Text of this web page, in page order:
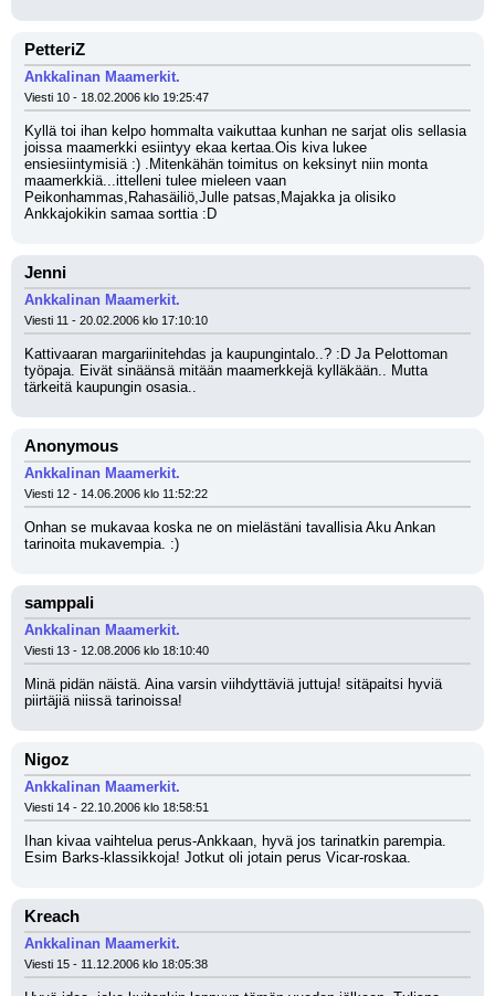
PetteriZ
Ankkalinan Maamerkit.
Viesti 10 - 18.02.2006 klo 19:25:47
Kyllä toi ihan kelpo hommalta vaikuttaa kunhan ne sarjat olis sellasia
joissa maamerkki esiintyy ekaa kertaa.Ois kiva lukee
ensiesiintymisiä :) .Mitenkähän toimitus on keksinyt niin monta
maamerkkiä...ittelleni tulee mieleen vaan
Peikonhammas,Rahasäiliö,Julle patsas,Majakka ja olisiko
Ankkajokikin samaa sorttia :D
Jenni
Ankkalinan Maamerkit.
Viesti 11 - 20.02.2006 klo 17:10:10
Kattivaaran margariinitehdas ja kaupungintalo..? :D Ja Pelottoman
työpaja. Eivät sinäänsä mitään maamerkkejä kylläkään.. Mutta
tärkeitä kaupungin osasia..
Anonymous
Ankkalinan Maamerkit.
Viesti 12 - 14.06.2006 klo 11:52:22
Onhan se mukavaa koska ne on mielästäni tavallisia Aku Ankan
tarinoita mukavempia. :)
samppali
Ankkalinan Maamerkit.
Viesti 13 - 12.08.2006 klo 18:10:40
Minä pidän näistä. Aina varsin viihdyttäviä juttuja! sitäpaitsi hyviä
piirtäjiä niissä tarinoissa!
Nigoz
Ankkalinan Maamerkit.
Viesti 14 - 22.10.2006 klo 18:58:51
Ihan kivaa vaihtelua perus-Ankkaan, hyvä jos tarinatkin parempia.
Esim Barks-klassikkoja! Jotkut oli jotain perus Vicar-roskaa.
Kreach
Ankkalinan Maamerkit.
Viesti 15 - 11.12.2006 klo 18:05:38